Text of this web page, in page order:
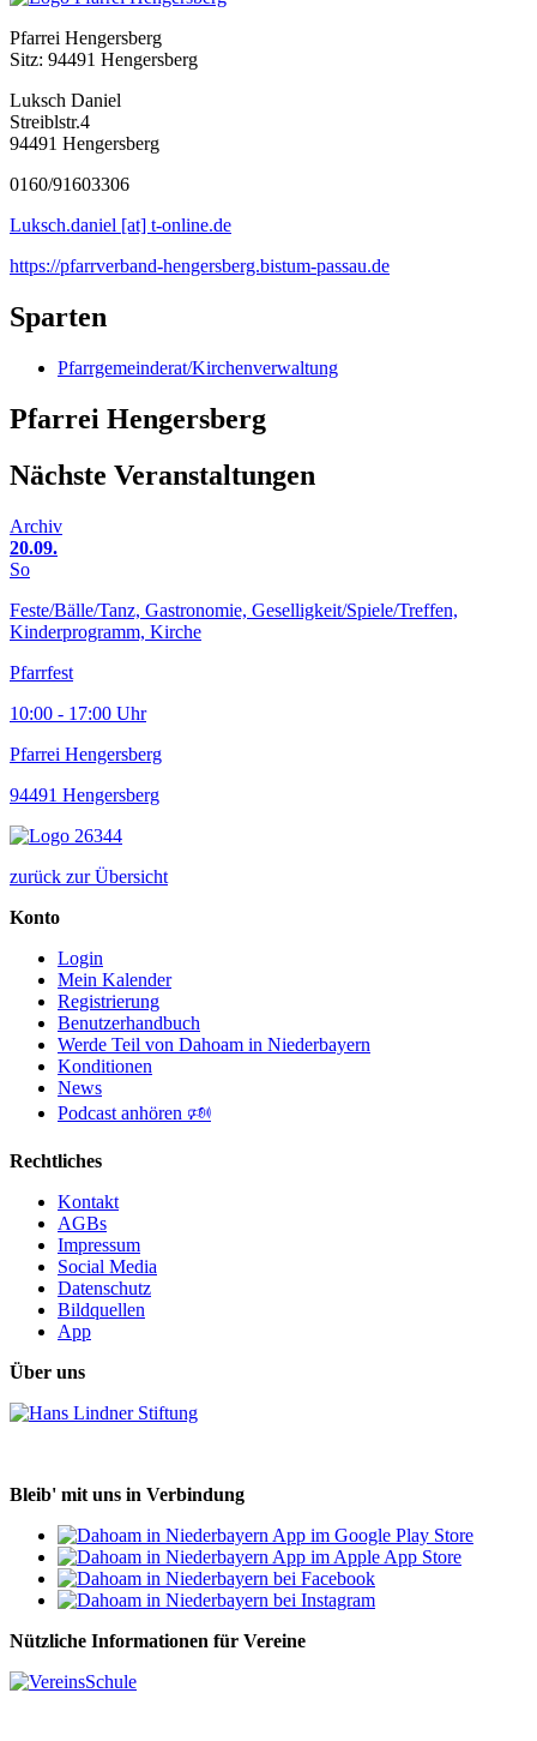
Pfarrei Hengersberg
Sitz: 94491 Hengersberg
Luksch Daniel
Streiblstr.4
94491 Hengersberg
0160/91603306
Luksch.daniel [at] t-online.de
https://pfarrverband-hengersberg.bistum-passau.de
Sparten
Pfarrgemeinderat/Kirchenverwaltung
Pfarrei Hengersberg
Nächste Veranstaltungen
Archiv
20.09.
So
Feste/Bälle/Tanz, Gastronomie, Geselligkeit/Spiele/Treffen,
Kinderprogramm, Kirche
Pfarrfest
10:00 - 17:00 Uhr
Pfarrei Hengersberg
94491 Hengersberg
zurück zur Übersicht
Konto
Login
Mein Kalender
Registrierung
Benutzerhandbuch
Werde Teil von Dahoam in Niederbayern
Konditionen
News
Podcast anhören 🕬
Rechtliches
Kontakt
AGBs
Impressum
Social Media
Datenschutz
Bildquellen
App
Über uns
Bleib' mit uns in Verbindung
Nützliche Informationen für Vereine